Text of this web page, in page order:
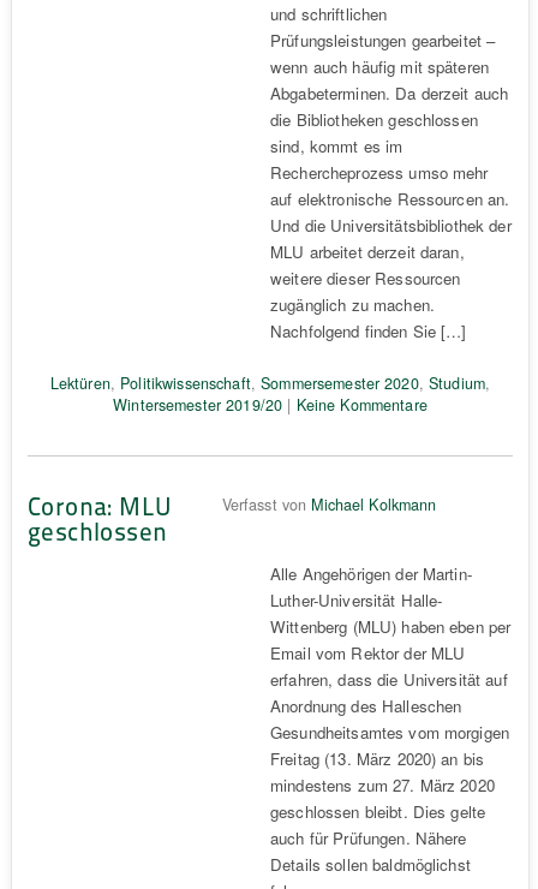
und schriftlichen
Prüfungsleistungen gearbeitet –
wenn auch häufig mit späteren
Abgabeterminen. Da derzeit auch
die Bibliotheken geschlossen
sind, kommt es im
Rechercheprozess umso mehr
auf elektronische Ressourcen an.
Und die Universitätsbibliothek der
MLU arbeitet derzeit daran,
weitere dieser Ressourcen
zugänglich zu machen.
Nachfolgend finden Sie […]
Lektüren, Politikwissenschaft,Sommersemester 2020,Studium,
Wintersemester 2019/20 | Keine Kommentare
Corona: MLU
geschlossen
Verfasst von Michael Kolkmann
Alle Angehörigen der Martin-
Luther-Universität Halle-
Wittenberg (MLU) haben eben per
Email vom Rektor der MLU
erfahren, dass die Universität auf
Anordnung des Halleschen
Gesundheitsamtes vom morgigen
Freitag (13. März 2020) an bis
mindestens zum 27. März 2020
geschlossen bleibt. Dies gelte
auch für Prüfungen. Nähere
Details sollen baldmöglichst